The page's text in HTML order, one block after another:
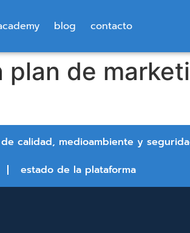
blog contacto
de
calidad, medioambiente y
estado de la plataforma